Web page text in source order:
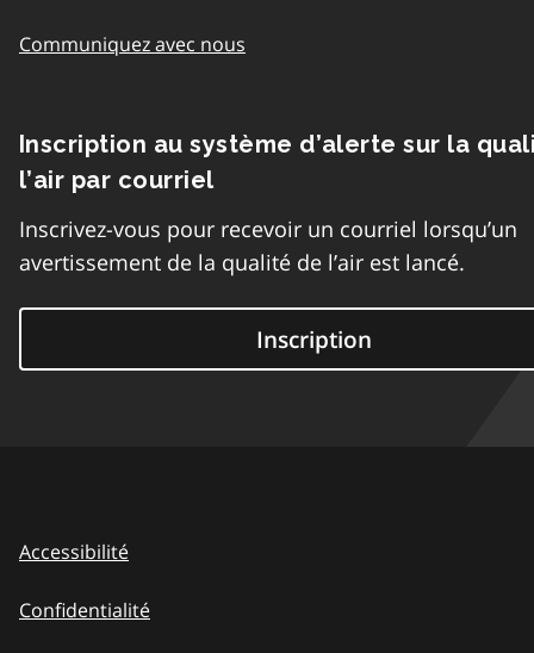
Communiquez avec nous
Inscription au système d’alerte sur la
l’air par courriel
Inscrivez-vous pour recevoir un courriel lorsqu’un
avertissement de la qualité de l’air est lancé.
Inscription
Accessibilité
Confidentialité